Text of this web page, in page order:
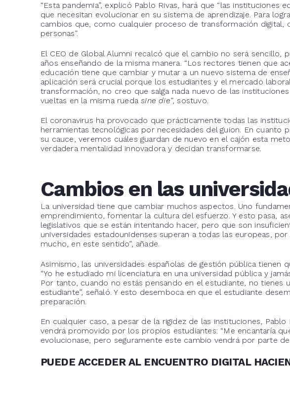
“Esta pandemia”, explicó Pablo Rivas, hará que “las instituciones
que necesitan evolucionar en su sistema de aprendizaje. Para
cambios que, como cualquier proceso de transformación digital,
personas”.
El CEO de Global Alumni recalcó que el cambio no será sencillo,
años enseñando de la misma manera. “Los rectores tienen que
educación tiene que cambiar y mutar a un nuevo sistema de
aplicación será crucial porque los estudiantes y el mercado
transformación, no creo que salga nada nuevo de las
vueltas en la misma ruedasine die”, sostuvo.
El coronavirus ha provocado que prácticamente todas las
herramientas tecnológicas por necesidades del guion. En cuanto
su cauce, veremos cuáles guardan de nuevo en el cajón esta
verdadera mentalidad innovadora y decidan transformarse.
Cambios en las
La universidad tiene que cambiar muchos aspectos. Uno
emprendimiento, fomentar la cultura del esfuerzo. Y esto pasa,
legislativos que se están intentando hacer, pero que son
universidades estadounidenses superan a todas las europeas,
mucho, en este sentido”, añade.
Asimismo, las universidades españolas de gestión pública tienen
“Yo he estudiado mi licenciatura en una universidad pública y
Por tanto, cuando no estás pensando en el estudiante, no tienes
estudiante”, señaló. Y esto desemboca en que el estudiante
preparación.
En cualquier caso, a pesar de la rigidez de las instituciones,
vendrá promovido por los propios estudiantes: “Me encantaría
evolucionase, pero seguramente este cambio vendrá por parte de
PUEDE ACCEDER AL ENCUENTRO DIGITAL